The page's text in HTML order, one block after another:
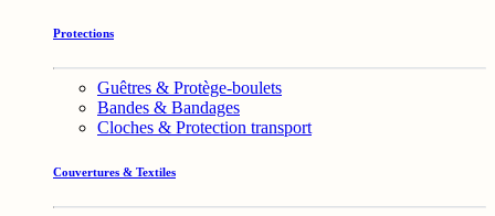
Protections
Guêtres & Protège-boulets
Bandes & Bandages
Cloches & Protection transport
Couvertures & Textiles